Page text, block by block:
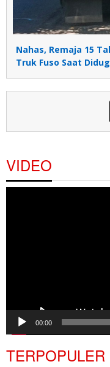
Nahas, Remaja 15
Truk Fuso Saat
VIDEO
00:00
TERPOPULER